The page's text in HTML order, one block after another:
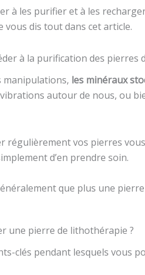
à les purifier et à les
vous dis tout dans cet article.
à la purification des pierres
manipulations, les minéraux
autour de nous, ou
régulièrement vos pierres
d’en prendre soin.
que plus une
une pierre de lithothérapie ?
clés pendant lesquels vous